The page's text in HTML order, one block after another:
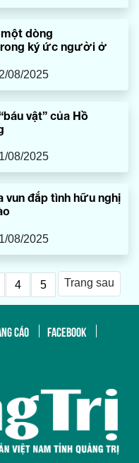
dòng
ký ức người ở
08/2025
vật” của Hồ
08/2025
vun đắp tình hữu nghị
08/2025
4 5 Trang sau
CÁO
FACEBOOK